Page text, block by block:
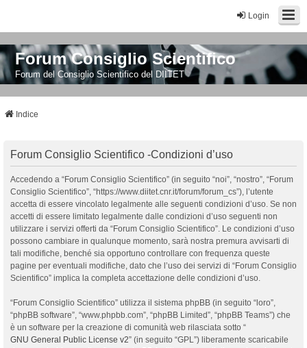
Login
Forum Consiglio Scientifico
Forum del Consiglio Scientifico del DIITET
Indice
Forum Consiglio Scientifico -Condizioni d’uso
Accedendo a “Forum Consiglio Scientifico” (in seguito “noi”, “nostro”, “Forum
Consiglio Scientifico”, “https://www.diitet.cnr.it/forum/forum_cs”), l’utente
accetta di essere vincolato legalmente alle seguenti condizioni d’uso. Se non
accetti di essere limitato legalmente dalle condizioni d’uso seguenti non
utilizzare i servizi offerti da “Forum Consiglio Scientifico”. Le condizioni d’uso
possono cambiare in qualunque momento, sarà nostra premura avvisarti di
tali modifiche, benché sia opportuno controllare con frequenza queste
pagine per eventuali modifiche, dato che l’uso dei servizi di “Forum Consiglio
Scientifico” implica la completa accettazione delle condizioni d’uso.
“Forum Consiglio Scientifico” utilizza il sistema phpBB (in seguito “loro”,
“phpBB software”, “www.phpbb.com”, “phpBB Limited”, “phpBB Teams”) che
è un software per la creazione di comunità web rilasciata sotto “
GNU General Public License v2” (in seguito “GPL”) liberamente scaricabile